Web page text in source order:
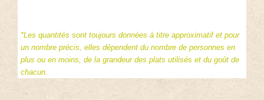
*Les quantités sont toujours données à titre approximatif et pour
un nombre précis, elles dépendent du nombre de personnes en
plus ou en moins, de la grandeur des plats utilisés et du goût de
chacun.